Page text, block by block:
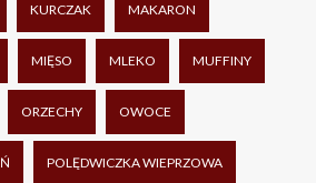
KURCZAK MAKARON
MIĘSO MLEKO MUFFINY
ORZECHY OWOCE
POLĘDWICZKA WIEPRZOWA